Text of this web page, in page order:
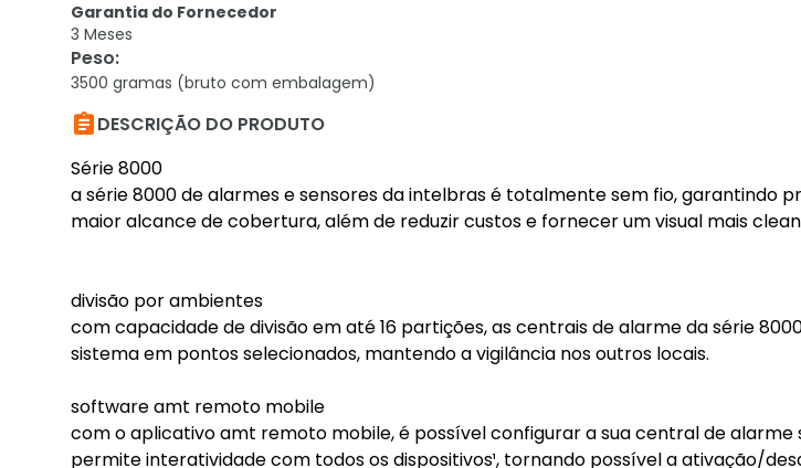
Garantia do Fornecedor
3 Meses
Peso:
3500 gramas (bruto com embalagem)
DESCRIÇÃO DO PRODUTO
Série 8000
a série 8000 de alarmes e sensores da intelbras é totalmente sem fio, garantindo
maior alcance de cobertura, além de reduzir custos e fornecer um visual mais
divisão por ambientes
com capacidade de divisão em até 16 partições, as centrais de alarme da série
sistema em pontos selecionados, mantendo a vigilância nos outros locais.
software amt remoto mobile
com o aplicativo amt remoto mobile, é possível configurar a sua central de alarme
permite interatividade com todos os dispositivos¹, tornando possível a ativação/